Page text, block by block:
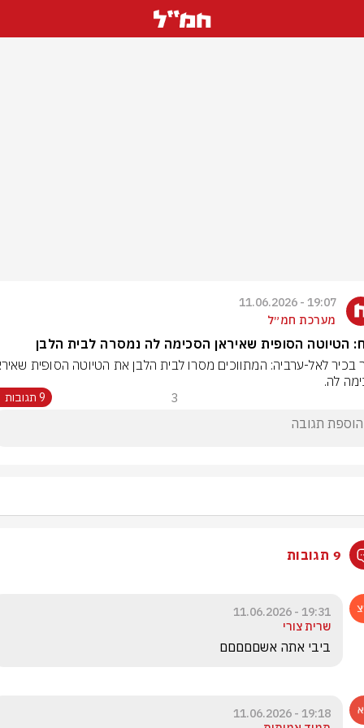
19:07 - 11.06.2026
מערכת חמ״ל
הטיוטה הסופית שאיראן הסכימה לה נמסרה לבית הלבן
לה.
3 9 תגובות
9 תגובות
19:31 - 11.06.2026
שרית צורי
ביבי אתה אשםםםםם
19:18 - 11.06.2026